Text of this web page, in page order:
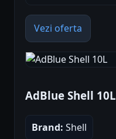
Vezi oferta
AdBlue Shell 10L
Brand: Shell